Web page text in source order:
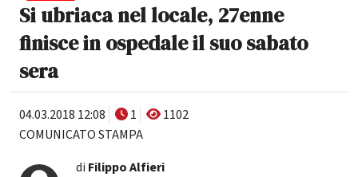
Si ubriaca nel locale, 27enne
finisce in ospedale il suo sabato
sera
04.03.2018 12:08 1
1102
COMUNICATO STAMPA
di Filippo Alfieri